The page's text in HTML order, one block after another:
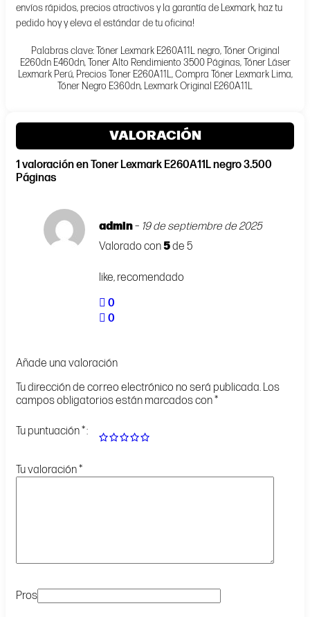
envíos rápidos, precios atractivos y la garantía de Lexmark, haz tu
pedido hoy y eleva el estándar de tu oficina!
Palabras clave: Tóner Lexmark E260A11L negro, Tóner Original
E260dn E460dn, Toner Alto Rendimiento 3500 Páginas, Tóner Láser
Lexmark Perú, Precios Toner E260A11L, Compra Tóner Lexmark Lima,
Tóner Negro E360dn, Lexmark Original E260A11L
VALORACIÓN
1 valoración enToner Lexmark E260A11L negro 3.500
Páginas
admin– 19 de septiembre de 2025
Valorado con5de 5
like, recomendado
0
0
Añade una valoración
Tu dirección de correo electrónico no será publicada. Los
campos obligatorios están marcados con*
Tu puntuación*
Tu valoración*
Pros